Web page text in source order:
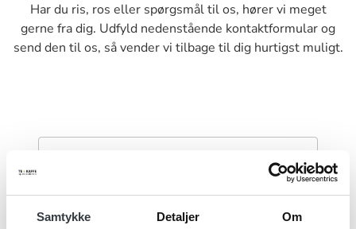
Samtykke Detaljer Om
Har du ris, ros eller spørgsmål til os, hører vi meget
gerne fra dig. Udfyld nedenstående kontaktformular og
send den til os, så vender vi tilbage til dig hurtigst muligt.